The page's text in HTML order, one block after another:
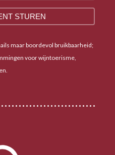
maar boordevol bruikbaarheid;
voor wijntoerisme,